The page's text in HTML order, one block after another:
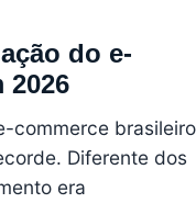
do e-
2026
commerce brasileiro
Diferente dos
era